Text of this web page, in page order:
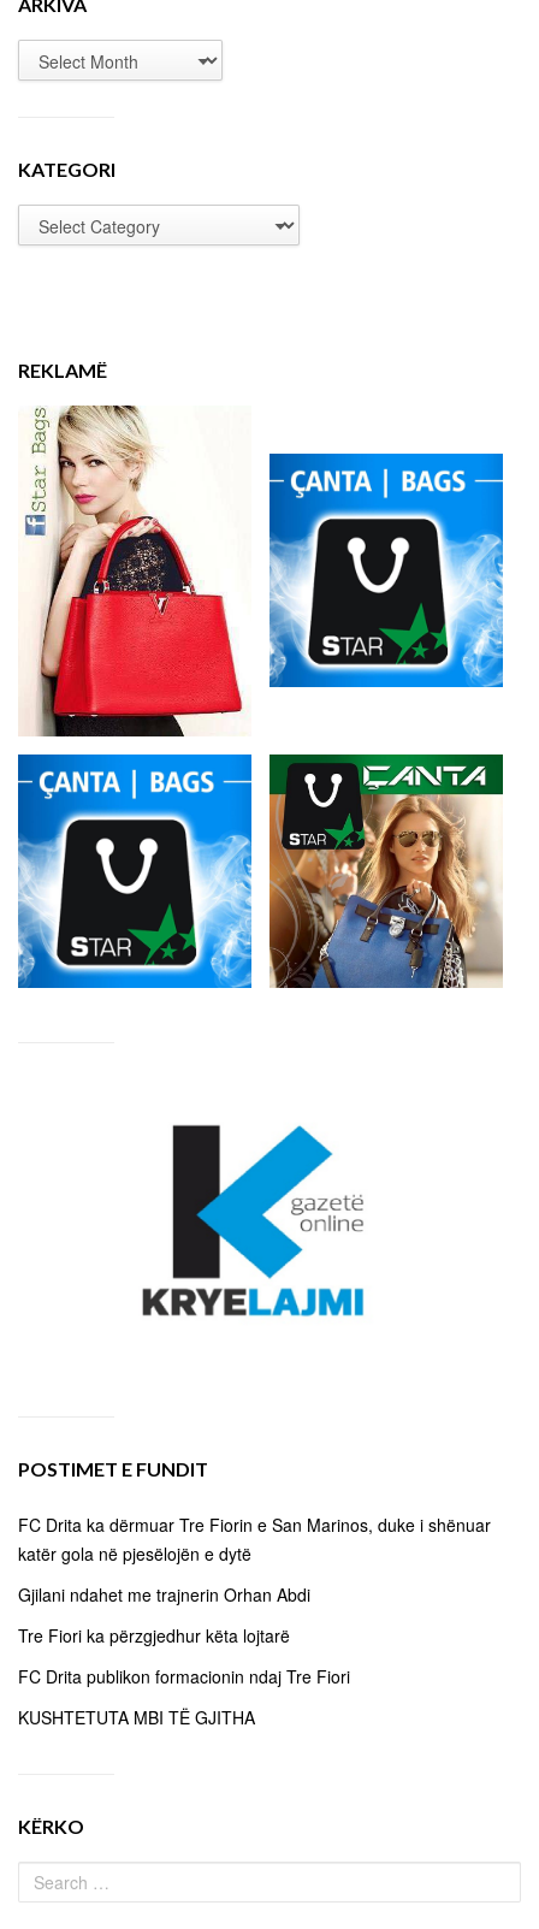
KATEGORI
REKLAMË
POSTIMET E FUNDIT
FC Drita ka dërmuar Tre Fiorin e San Marinos, duke i shënuar
katër gola në pjesëlojën e dytë
Gjilani ndahet me trajnerin Orhan Abdi
Tre Fiori ka përzgjedhur këta lojtarë
FC Drita publikon formacionin ndaj Tre Fiori
KUSHTETUTA MBI TË GJITHA
KËRKO